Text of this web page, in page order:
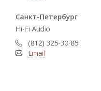
Санкт-Петербург
Hi-Fi Audio
(812) 325-30-85
Email